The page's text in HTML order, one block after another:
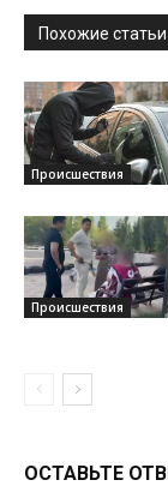
Похожие статьи
Происшествия
Происшествия
ОСТАВЬТЕ